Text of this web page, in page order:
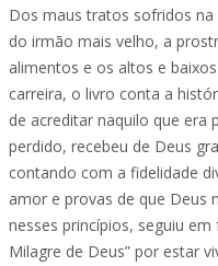
Dos maus tratos sofridos
do irmão mais velho, a
alimentos e os altos e
carreira, o livro conta a
de acreditar naquilo que era
perdido, recebeu de Deus
contando com a fidelidade
amor e provas de que Deus
nesses princípios, seguiu
Milagre de Deus” por estar